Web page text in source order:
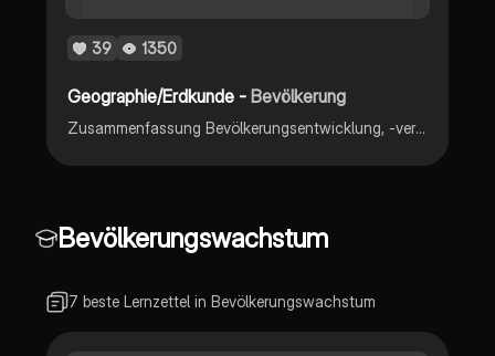
39 1350
Geographie/Erdkunde -Bevölkerung
Zusammenfassung Bevölkerungsentwicklung, -verteilung, -pyramiden, Globale Wanderungstendenzen, Verstädterung & Urbanisierung.
Bevölkerungswachstum
7 beste Lernzettel in Bevölkerungswachstum